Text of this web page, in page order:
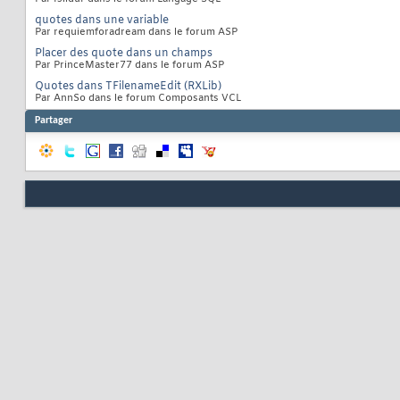
quotes dans une variable
Par requiemforadream dans le forum ASP
Placer des quote dans un champs
Par PrinceMaster77 dans le forum ASP
Quotes dans TFilenameEdit (RXLib)
Par AnnSo dans le forum Composants VCL
Partager